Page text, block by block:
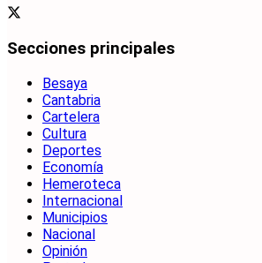
Secciones principales
Besaya
Cantabria
Cartelera
Cultura
Deportes
Economía
Hemeroteca
Internacional
Municipios
Nacional
Opinión